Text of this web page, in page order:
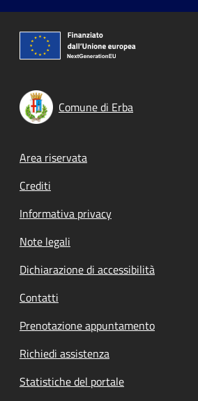
Comune di Erba
Footer menu
Area riservata
Crediti
Informativa privacy
Note legali
Dichiarazione di accessibilità
Contatti
Prenotazione appuntamento
Richiedi assistenza
Statistiche del portale